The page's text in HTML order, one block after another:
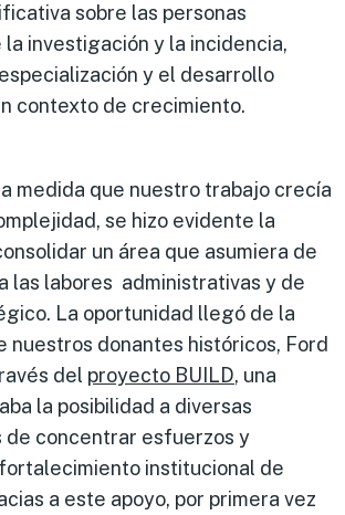
sobre las personas
investigación y la incidencia,
y el desarrollo
contexto de crecimiento.
a medida que nuestro trabajo crecía
se hizo evidente la
un área que asumiera de
las labores administrativas y de
La oportunidad llegó de la
nuestros donantes históricos, Ford
del proyecto BUILD, una
la posibilidad a diversas
de concentrar esfuerzos y
institucional de
a este apoyo, por primera vez